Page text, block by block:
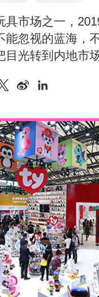
具市场之一，
能忽视的蓝海，
光转到内地市场